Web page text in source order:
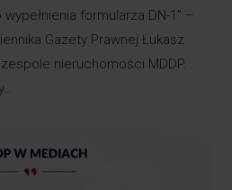
formularza DN-1” –
Gazety Prawnej Łukasz
nieruchomości MDDP.